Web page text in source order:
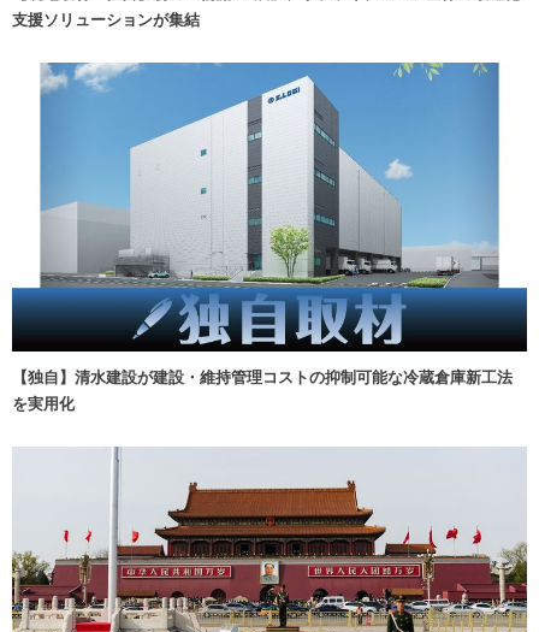
支援ソリューションが集結
【独自】清水建設が建設・維持管理コストの抑制可能な冷蔵倉庫新工法
を実用化